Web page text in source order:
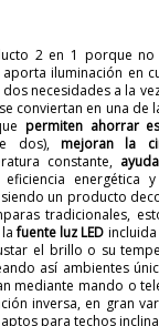
2 en 1 porque
iluminación en
necesidades a la
conviertan en una de
permiten ahorrar
dos), mejoran la
constante,
energética
un producto
tradicionales,
lafuente luz LED incluida
el brillo o su
así ambientes
mediante mando o
inversa, en gran
para techos